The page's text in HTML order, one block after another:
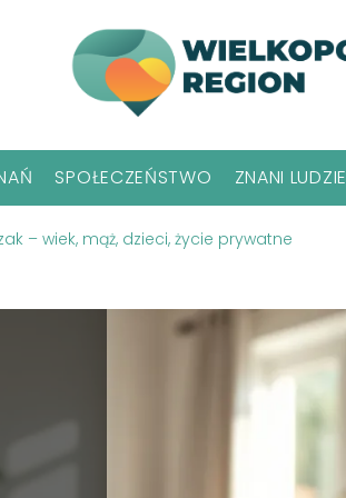
SPOŁECZEŃSTWO ZNANI LUDZIE
– wiek, mąż, dzieci, życie prywatne